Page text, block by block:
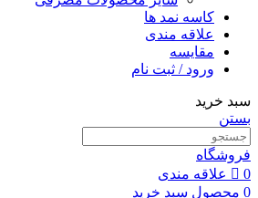
کاسه نمد ها
علاقه مندی
مقایسه
ورود / ثبت نام
سبد خرید
بستن
فروشگاه
0
علاقه مندی
0 محصول سبد خرید